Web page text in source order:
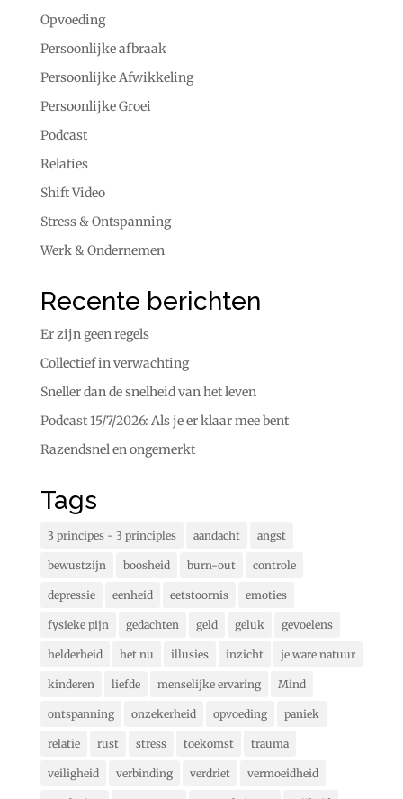
Opvoeding
Persoonlijke afbraak
Persoonlijke Afwikkeling
Persoonlijke Groei
Podcast
Relaties
Shift Video
Stress & Ontspanning
Werk & Ondernemen
Recente berichten
Er zijn geen regels
Collectief in verwachting
Sneller dan de snelheid van het leven
Podcast 15/7/2026: Als je er klaar mee bent
Razendsnel en ongemerkt
Tags
3 principes - 3 principles aandacht angst
bewustzijn boosheid burn-out controle
depressie eenheid eetstoornis emoties
fysieke pijn gedachten geld geluk gevoelens
helderheid het nu illusies inzicht je ware natuur
kinderen liefde menselijke ervaring Mind
ontspanning onzekerheid opvoeding paniek
relatie rust stress toekomst trauma
veiligheid verbinding verdriet vermoeidheid